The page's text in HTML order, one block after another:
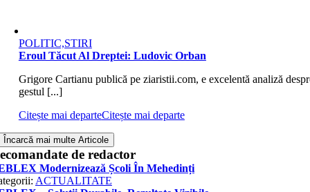
POLITIC,STIRI
Eroul Tăcut Al Dreptei: Ludovic Orban
Grigore Cartianu publică pe ziaristii.com, e excelentă analiză
gestul [...]
Citește mai departeCitește mai departe
Încarcă mai multe Articole
de redactor
Modernizează Școli În Mehedinți
ACTUALITATE